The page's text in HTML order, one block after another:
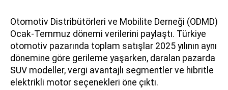
Otomotiv Distribütörleri ve Mobilite Derneği (ODMD)
Ocak-Temmuz dönemi verilerini paylaştı. Türkiye
otomotiv pazarında toplam satışlar 2025 yılının aynı
dönemine göre gerileme yaşarken, daralan pazarda
SUV modeller, vergi avantajlı segmentler ve hibritle
elektrikli motor seçenekleri öne çıktı.